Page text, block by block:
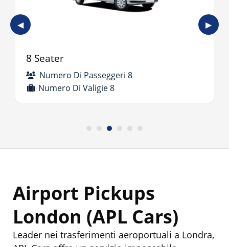
◀
8 Seater
Numero Di Passeggeri 8
Numero Di Valigie 8
▶
Airport Pickups
London (APL Cars)
Leader nei trasferimenti aeroportuali a Londra,